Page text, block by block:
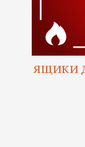
ЯЩИКИ